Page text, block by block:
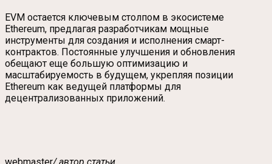
EVM остается ключевым столпом в экосистеме
Ethereum, предлагая разработчикам мощные
инструменты для создания и исполнения смарт-
контрактов. Постоянные улучшения и обновления
обещают еще большую оптимизацию и
масштабируемость в будущем, укрепляя позиции
Ethereum как ведущей платформы для
децентрализованных приложений.
webmaster/ автор статьи